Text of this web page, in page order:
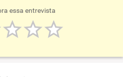
essa entrevista